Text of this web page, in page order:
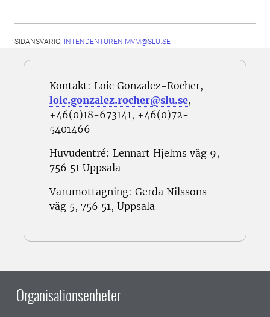
SIDANSVARIG: INTENDENTUREN.MVM@SLU.SE
Kontakt: Loic Gonzalez-Rocher,
loic.gonzalez.rocher@slu.se,
+46(0)18-673141, +46(0)72-
5401466
Huvudentré: Lennart Hjelms väg 9,
756 51 Uppsala
Varumottagning: Gerda Nilssons
väg 5, 756 51, Uppsala
Organisationsenheter